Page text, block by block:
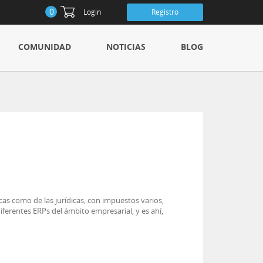
0 Login Registro
COMUNIDAD NOTICIAS BLOG
como de las jurídicas, con impuestos varios,
ERPs del ámbito empresarial, y es ahí,